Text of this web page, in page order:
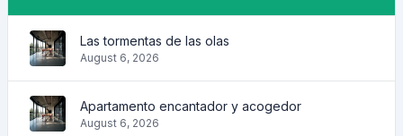
Las tormentas de las olas
August 6, 2026
Apartamento encantador y acogedor
August 6, 2026